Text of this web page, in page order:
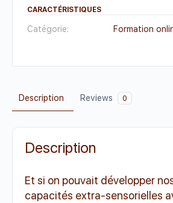
CARACTÉRISTIQUES
Catégorie: Formation
Description Reviews 0
Description
Et si on pouvait développer
capacités extra-sensorielles